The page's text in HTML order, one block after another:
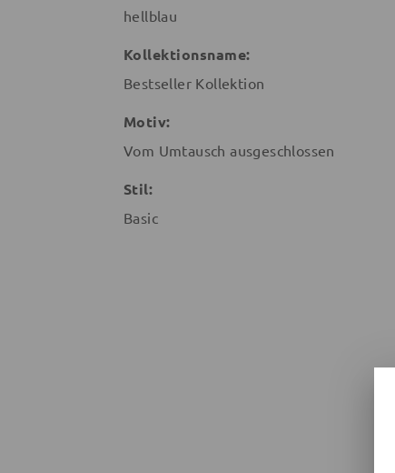
hellblau
Kollektionsname:
Bestseller Kollektion
Motiv:
Vom Umtausch ausgeschlossen
Stil:
Basic